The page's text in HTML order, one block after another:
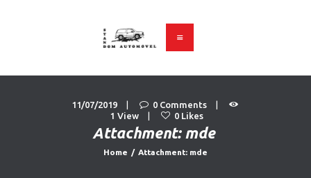
11/07/2019 0 Comments
1 View 0 Likes
Attachment: mde
Home Attachment: mde
Stand Dom Automóvel
VIATURAS
SOBRE NÓS